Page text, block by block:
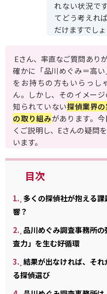
れない状況で
てどう考えれ
だけますでしょ
Eさん、率直なご質問あり
確かに「品川めぐみ＝高
をお持ちの方もいらっし
ん。しかし、そのイメー
知られていない探偵業界
の取り組みがあります。
くご説明し、Eさんの疑問
います。
目次
1. 多くの探偵社が抱える
響？
2. 品川めぐみ調査事務所
査力」を生む好循環
3. 結果が出なければ、そ
る探偵選び